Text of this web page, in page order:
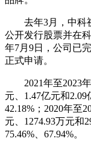
去年3月，中科视
公开发行股票并在
年7月9日，公司已
正式申请。
2021年至2023年
元、1.47亿元和2.09
42.18%；2020年至
元、1274.93万元和
75.46%、67.94%。